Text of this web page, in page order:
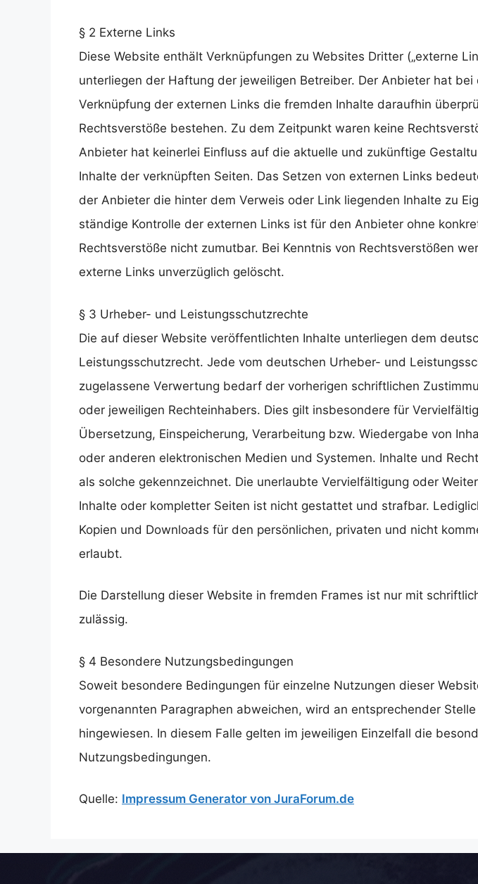
§ 2 Externe Links
Diese Website enthält Verknüpfungen zu Websites Dritter („externe
unterliegen der Haftung der jeweiligen Betreiber. Der Anbieter hat bei
Verknüpfung der externen Links die fremden Inhalte daraufhin
Rechtsverstöße bestehen. Zu dem Zeitpunkt waren keine
Anbieter hat keinerlei Einfluss auf die aktuelle und zukünftige
Inhalte der verknüpften Seiten. Das Setzen von externen Links
der Anbieter die hinter dem Verweis oder Link liegenden Inhalte zu
ständige Kontrolle der externen Links ist für den Anbieter ohne
Rechtsverstöße nicht zumutbar. Bei Kenntnis von Rechtsverstößen
externe Links unverzüglich gelöscht.
§ 3 Urheber- und Leistungsschutzrechte
Die auf dieser Website veröffentlichten Inhalte unterliegen dem
Leistungsschutzrecht. Jede vom deutschen Urheber- und
zugelassene Verwertung bedarf der vorherigen schriftlichen
oder jeweiligen Rechteinhabers. Dies gilt insbesondere für
Übersetzung, Einspeicherung, Verarbeitung bzw. Wiedergabe von
oder anderen elektronischen Medien und Systemen. Inhalte und
als solche gekennzeichnet. Die unerlaubte Vervielfältigung oder
Inhalte oder kompletter Seiten ist nicht gestattet und strafbar.
Kopien und Downloads für den persönlichen, privaten und nicht
erlaubt.
Die Darstellung dieser Website in fremden Frames ist nur mit
zulässig.
§ 4 Besondere Nutzungsbedingungen
Soweit besondere Bedingungen für einzelne Nutzungen dieser
vorgenannten Paragraphen abweichen, wird an entsprechender
hingewiesen. In diesem Falle gelten im jeweiligen Einzelfall die
Nutzungsbedingungen.
Quelle: Impressum Generator von JuraForum.de